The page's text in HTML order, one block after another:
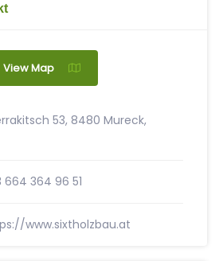
View Map
53, 8480 Mureck,
664 364 96 51
www.sixtholzbau.at